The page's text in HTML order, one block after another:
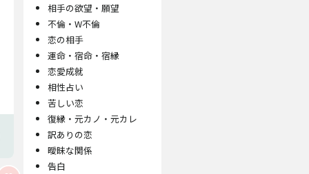
相手の欲望・願望
不倫・W不倫
恋の相手
運命・宿命・宿縁
恋愛成就
相性占い
苦しい恋
復縁・元カノ・元カレ
訳ありの恋
曖昧な関係
告白